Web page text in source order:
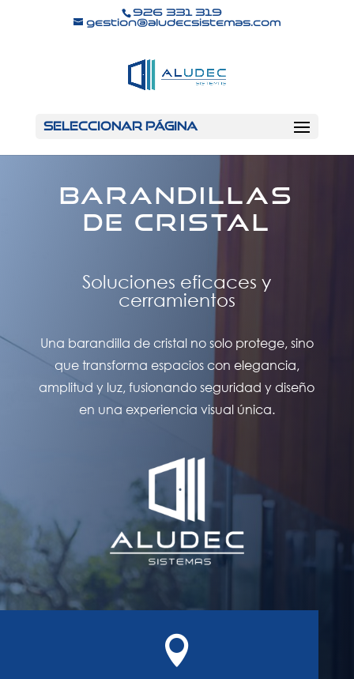
926 331 319
gestion@aludecsistemas.com
Seleccionar página
Barandillas
de cristal
Soluciones eficaces y
cerramientos
Una barandilla de cristal no solo protege, sino
que transforma espacios con elegancia,
amplitud y luz, fusionando seguridad y diseño
en una experiencia visual única.
